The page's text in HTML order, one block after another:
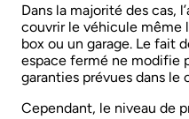
Dans la majorité des cas,
couvrir le véhicule même
box ou un garage. Le fait
espace fermé ne modifie
garanties prévues dans le
Cependant, le niveau de